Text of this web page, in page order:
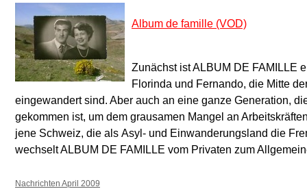
Album de famille (VOD)
Zunächst ist ALBUM DE FAMILLE
Florinda und Fernando, die Mitte
eingewandert sind. Aber auch an eine ganze Generation,
gekommen ist, um dem grausamen Mangel an
jene Schweiz, die als Asyl- und Einwanderungsland die
wechselt ALBUM DE FAMILLE vom Privaten zum
Nachrichten April 2009